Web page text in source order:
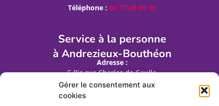
Gérer le consentement aux
cookies
Service à la personne
à Andrezieux-Bouthéon
Adresse :
5 Bis rue Charles de Gaulle
42160 Andrézieux Bouthéon
Téléphone :
Téléphone : 04 77 28 59 39